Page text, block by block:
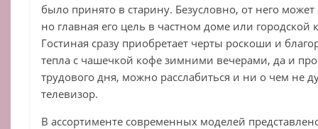
было принято в старину. Безусловно, от него
но главная его цель в частном доме или
Гостиная сразу приобретает черты роскоши и
тепла с чашечкой кофе зимними вечерами, да и
трудового дня, можно расслабиться и ни о чем не
телевизор.
В ассортименте современных моделей